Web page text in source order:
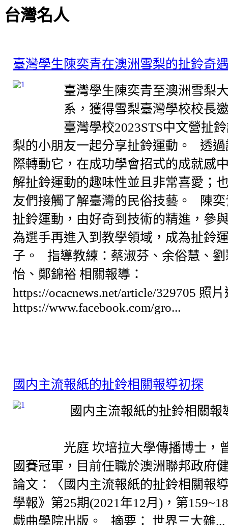
台灣名人
臺灣學生陳奕青在澳洲雪梨的扯鈴奇
臺灣學生陳奕青至澳洲雪梨
系，獲得雪梨臺灣學校校長
臺灣學校2023STS中文營扯
梨的小朋友一起分享扯鈴運動。 透
際轉動它，在成功學會招式的成就感
解扯鈴運動的趣味性並且非常喜愛；
友們接觸了解臺灣的民俗技藝。 陳
扯鈴運動，由好奇到技術的精進，參
為選手再進入到教學領域，成為扯鈴
子。 指導教練：蔡淑芬、余俗慧、
怡、鄭錦裕 相關報導：
https://ocacnews.net/article/329705 照
https://www.facebook.com/gro...
國内主流報紙的扯鈴相關報導初探
國内主流報紙的扯鈴相關
光庭 坎培拉大學傳播博士，
國賽冠軍，目前任職於澳洲聯邦政府
論文：〈國内主流報紙的扯鈴相關報
學報》第25期(2021年12月)，第
戲曲學院出版。 摘要： 世界三大雜...